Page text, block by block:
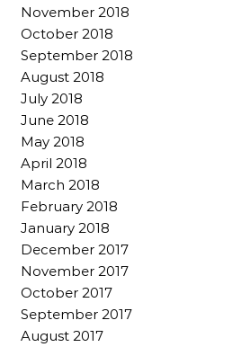
November 2018
October 2018
September 2018
August 2018
July 2018
June 2018
May 2018
April 2018
March 2018
February 2018
January 2018
December 2017
November 2017
October 2017
September 2017
August 2017